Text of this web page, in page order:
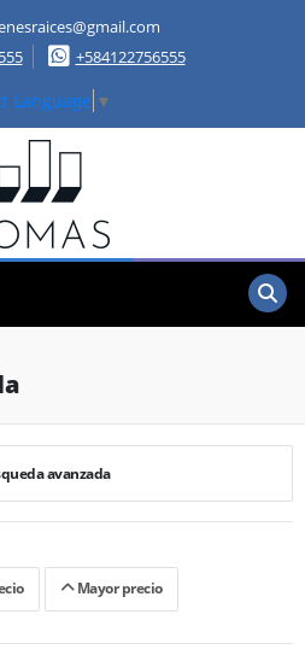
+584122756555
Language ▼
avanzada
Mayor precio